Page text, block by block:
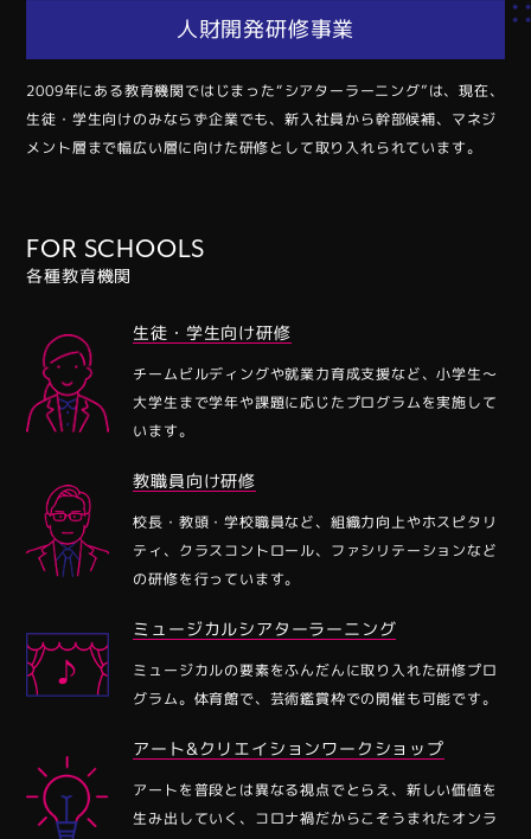
⼈財開発研修事業
2009年にある教育機関ではじまった“シアターラーニング”は、現在、
⽣徒・学⽣向けのみならず企業でも、新⼊社員から幹部候補、マネジ
メント層まで幅広い層に向けた研修として取り⼊れられています。
FOR SCHOOLS
各種教育機関
⽣徒・学⽣向け研修
チームビルディングや就業⼒育成⽀援など、⼩学⽣〜
⼤学⽣まで学年や課題に応じたプログラムを実施して
います。
教職員向け研修
校⻑・教頭・学校職員など、組織⼒向上やホスピタリ
ティ、クラスコントロール、ファシリテーションなど
の研修を⾏っています。
ミュージカルシアターラーニング
ミュージカルの要素をふんだんに取り⼊れた研修プロ
グラム。体育館で、芸術鑑賞枠での開催も可能です。
アート&クリエイションワークショップ
アートを普段とは異なる視点でとらえ、新しい価値を
⽣み出していく、コロナ禍だからこそうまれたオンラ